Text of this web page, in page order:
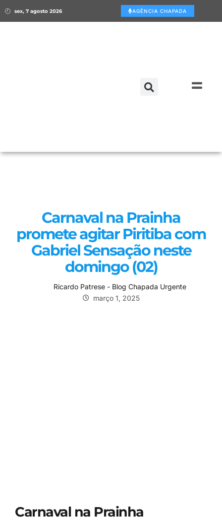
sex, 7 agosto 2026 AGÊNCIA CHAPADA
Carnaval na Prainha
promete agitar Piritiba com
Gabriel Sensação neste
domingo (02)
Ricardo Patrese - Blog Chapada Urgente
março 1, 2025
Carnaval na Prainha